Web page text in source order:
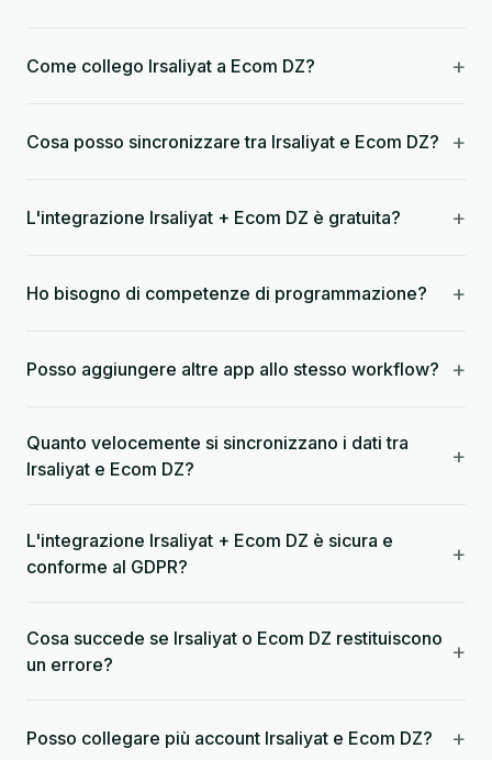
Come collego Irsaliyat a Ecom DZ? +
Cosa posso sincronizzare tra Irsaliyat e Ecom DZ? +
L'integrazione Irsaliyat + Ecom DZ è gratuita? +
Ho bisogno di competenze di programmazione? +
Posso aggiungere altre app allo stesso workflow? +
Quanto velocemente si sincronizzano i dati tra
Irsaliyat e Ecom DZ?
+
L'integrazione Irsaliyat + Ecom DZ è sicura e
conforme al GDPR?
+
Cosa succede se Irsaliyat o Ecom DZ restituiscono
un errore?
+
Posso collegare più account Irsaliyat e Ecom DZ? +